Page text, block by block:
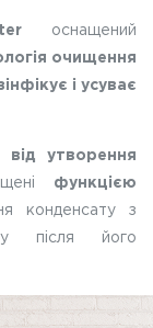
оснащений
очищення
і усуває
від утворення
функцією
конденсату з
після його